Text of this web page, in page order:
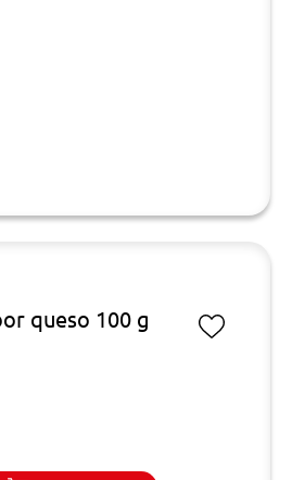
queso 100 g